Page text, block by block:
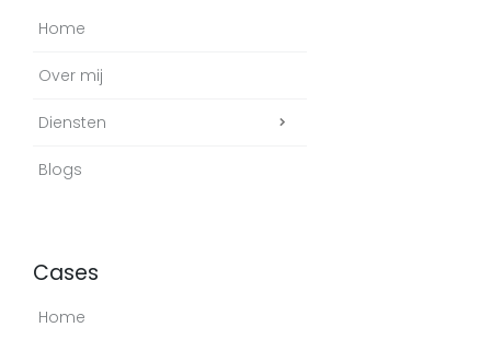
Home
Over mij
Diensten
Blogs
Cases
Home